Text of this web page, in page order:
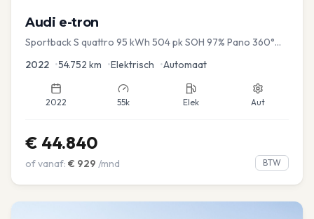
Audi e-tron
Sportback S quattro 95 kWh 504 pk SOH 97% Pano 360°
2022 •54.752 km •Elektrisch •Automaat
2022 55k Elek Aut
€ 44.840
of vanaf: € 929 /mnd BTW